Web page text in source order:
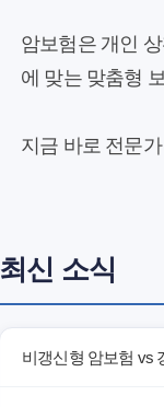
암보험은 개인
에 맞는 맞춤형
지금 바로 전문
최신 소식
비갱신형 암보험 vs